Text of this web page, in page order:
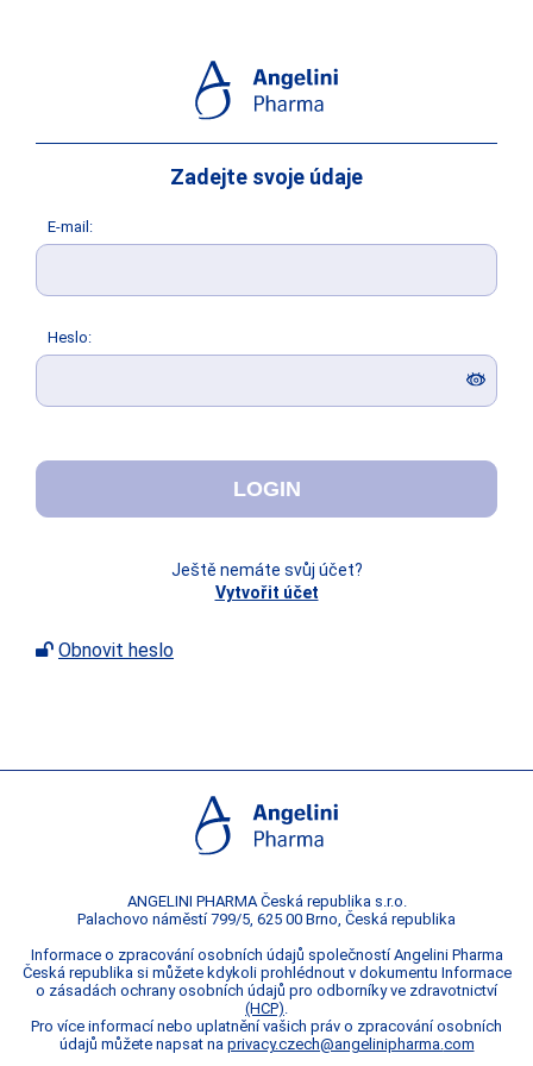
Zadejte svoje údaje
E-mail:
Heslo:
Ještě nemáte svůj účet?
Vytvořit účet
Obnovit heslo
ANGELINI PHARMA Česká republika s.r.o.
Palachovo náměstí 799/5, 625 00 Brno, Česká republika
Informace o zpracování osobních údajů společností Angelini Pharma
Česká republika si můžete kdykoli prohlédnout v dokumentu Informace
o zásadách ochrany osobních údajů pro odborníky ve zdravotnictví
(HCP).
Pro více informací nebo uplatnění vašich práv o zpracování osobních
údajů můžete napsat na privacy.czech@angelinipharma.com